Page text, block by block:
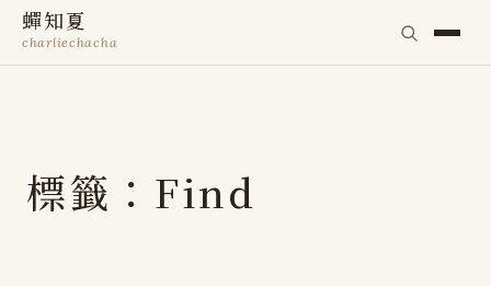
蟬知夏
charliechacha
標籤：Find